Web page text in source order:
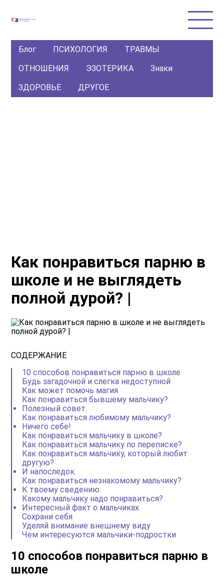
Блог ПСИХОЛОГИЯ
ТРАВМЫ
ОТНОШЕНИЯ
ЭЗОТЕРИКА
Знаки
ЗДОРОВЬЕ
ДРУГОЕ
Как понравиться парню в
школе и не выглядеть
полной дурой? |
СОДЕРЖАНИЕ
10 способов понравиться парню в школе
Будь загадочной и слегка недоступной
Как может помочь магия
Как понравиться бывшему мальчику?
Полезный совет.
Как понравиться любимому мальчику?
Ничего себе!
Как понравиться мальчику в школе?
Как понравиться мальчику по переписке?
Как понравиться мальчику, который любит
другую?
И напоследок.
Как понравиться незнакомому мальчику?
К твоему сведению.
Какому мальчику надо понравиться?
Интересный факт о мальчиках.
Сохрани себя
Уделяй внимание внешнему виду
Чем интересуются мальчики-подростки
10 способов понравиться парню в
школе